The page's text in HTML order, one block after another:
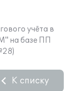
учёта в
на базе ПП
К списку